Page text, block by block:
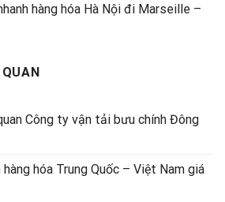
hàng hóa Hà Nội đi Marseille –
Công ty vận tải bưu chính Đông
hàng hóa Trung Quốc – Việt Nam giá